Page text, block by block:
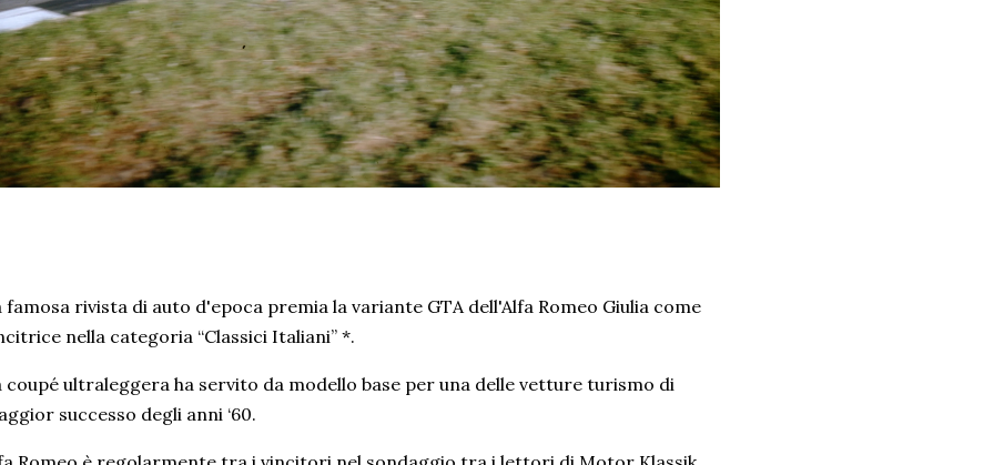
famosa rivista di auto d'epoca premia la variante GTA dell'Alfa Romeo Giulia come
nella categoria “Classici Italiani” *.
coupé ultraleggera ha servito da modello base per una delle vetture turismo di
successo degli anni ‘60.